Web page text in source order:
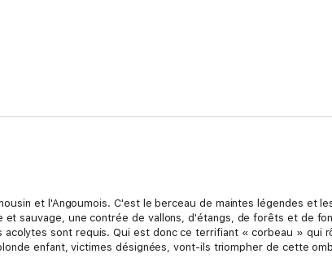
et l'Angoumois. C'est le berceau de maintes légendes et
sauvage, une contrée de vallons, d'étangs, de forêts et de
sont requis. Qui est donc ce terrifiant « corbeau » qui
enfant, victimes désignées, vont-ils triompher de cette